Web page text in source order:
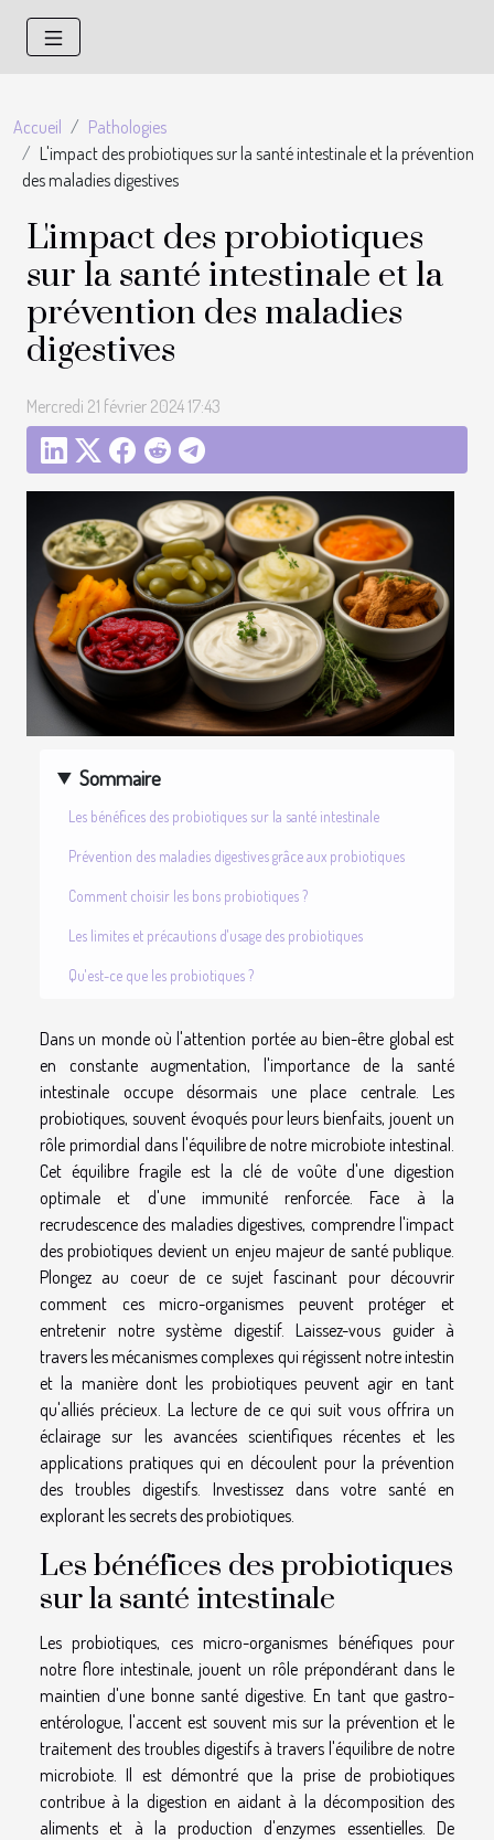
Accueil
Pathologies
L'impact des probiotiques sur la santé intestinale et la prévention
des maladies digestives
L'impact des probiotiques
sur la santé intestinale et la
prévention des maladies
digestives
Mercredi 21 février 2024 17:43
Sommaire
Les bénéfices des probiotiques sur la santé intestinale
Prévention des maladies digestives grâce aux probiotiques
Comment choisir les bons probiotiques ?
Les limites et précautions d'usage des probiotiques
Qu'est-ce que les probiotiques ?
Dans un monde où l'attention portée au bien-être global est
en constante augmentation, l'importance de la santé
intestinale occupe désormais une place centrale. Les
probiotiques, souvent évoqués pour leurs bienfaits, jouent un
rôle primordial dans l'équilibre de notre microbiote intestinal.
Cet équilibre fragile est la clé de voûte d'une digestion
optimale et d'une immunité renforcée. Face à la
recrudescence des maladies digestives, comprendre l'impact
des probiotiques devient un enjeu majeur de santé publique.
Plongez au coeur de ce sujet fascinant pour découvrir
comment ces micro-organismes peuvent protéger et
entretenir notre système digestif. Laissez-vous guider à
travers les mécanismes complexes qui régissent notre intestin
et la manière dont les probiotiques peuvent agir en tant
qu'alliés précieux. La lecture de ce qui suit vous offrira un
éclairage sur les avancées scientifiques récentes et les
applications pratiques qui en découlent pour la prévention
des troubles digestifs. Investissez dans votre santé en
explorant les secrets des probiotiques.
Les bénéfices des probiotiques
sur la santé intestinale
Les probiotiques, ces micro-organismes bénéfiques pour
notre flore intestinale, jouent un rôle prépondérant dans le
maintien d'une bonne santé digestive. En tant que gastro-
entérologue, l'accent est souvent mis sur la prévention et le
traitement des troubles digestifs à travers l'équilibre de notre
microbiote. Il est démontré que la prise de probiotiques
contribue à la digestion en aidant à la décomposition des
aliments et à la production d'enzymes essentielles. De